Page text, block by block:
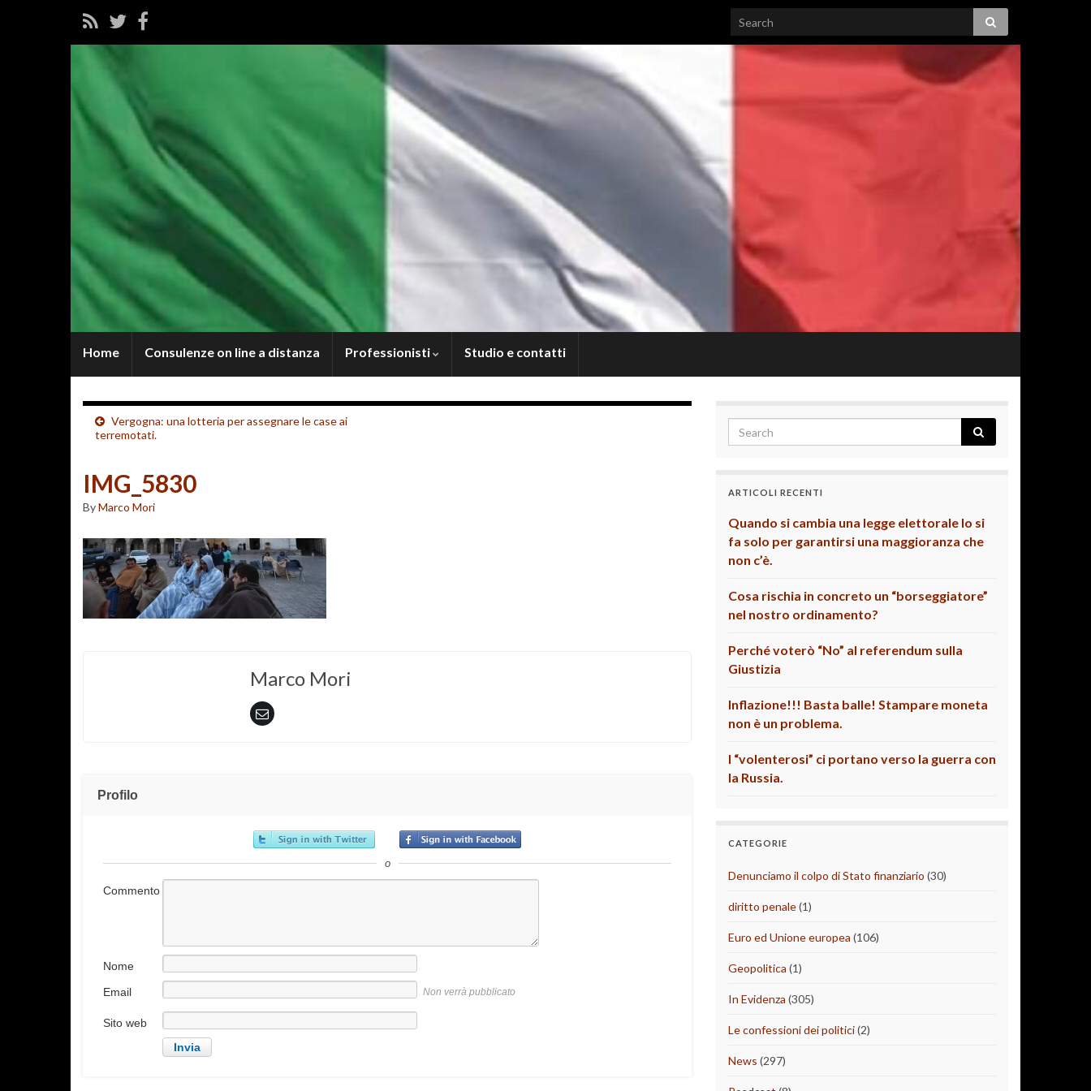
Home Consulenze on line a distanza Professionisti Studio e contatti
Vergogna: una lotteria per assegnare le case ai
terremotati.
IMG_5830
ByMarco Mori
Marco Mori
Profilo
o
Commento
Nome
Email
Non verrà pubblicato
Sito web
ARTICOLI RECENTI
Quando si cambia una legge elettorale lo si
fa solo per garantirsi una maggioranza che
non c’è.
Cosa rischia in concreto un “borseggiatore”
nel nostro ordinamento?
Perché voterò “No” al referendum sulla
Giustizia
Inflazione!!! Basta balle! Stampare moneta
non è un problema.
I “volenterosi” ci portano verso la guerra con
la Russia.
CATEGORIE
Denunciamo il colpo di Stato finanziario (30)
diritto penale(1)
Euro ed Unione europea (106)
Geopolitica (1)
In Evidenza (305)
Le confessioni dei politici(2)
News (297)